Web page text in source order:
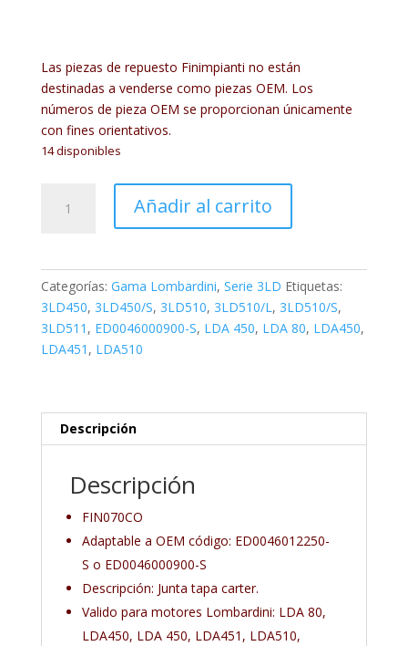
Las piezas de repuesto Finimpianti no están
destinadas a venderse como piezas OEM. Los
números de pieza OEM se proporcionan únicamente
con fines orientativos.
14 disponibles
cantidad
Añadir al carrito
Categorías: Gama Lombardini, Serie 3LD Etiquetas:
3LD450, 3LD450/S, 3LD510, 3LD510/L, 3LD510/S,
3LD511 , ED0046000900-S, LDA 450, LDA 80, LDA450,
LDA451 , LDA510
Descripción
Descripción
FIN070CO
Adaptable a OEM código: ED0046012250-
S o ED0046000900-S
Descripción: Junta tapa carter.
Valido para motores Lombardini: LDA 80,
LDA450, LDA 450, LDA451, LDA510,